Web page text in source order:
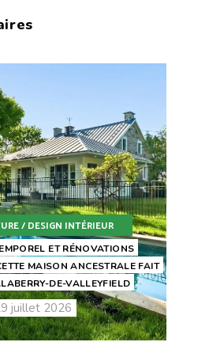
/ DESIGN INTÉRIEUR
ET RÉNOVATIONS
MAISON ANCESTRALE FAIT
DE-VALLEYFIELD
juillet 2026